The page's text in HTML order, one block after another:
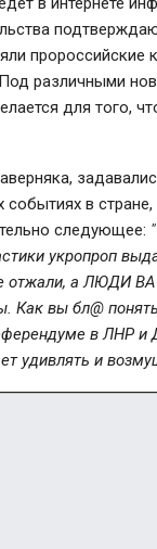
различными
для того,
событиях в
следующее:
укропроп
отжали, а ЛЮДИ
Как вы бл@
в ЛНР и
удивлять и